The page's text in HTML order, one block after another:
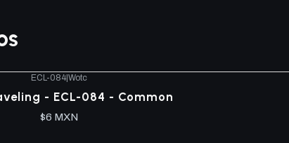
ECL-084 Wotc
- ECL-084 - Common
$6 MXN